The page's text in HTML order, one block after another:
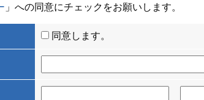
」への同意にチェックをお願いします。
同意します。